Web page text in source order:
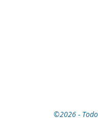
©2026 -